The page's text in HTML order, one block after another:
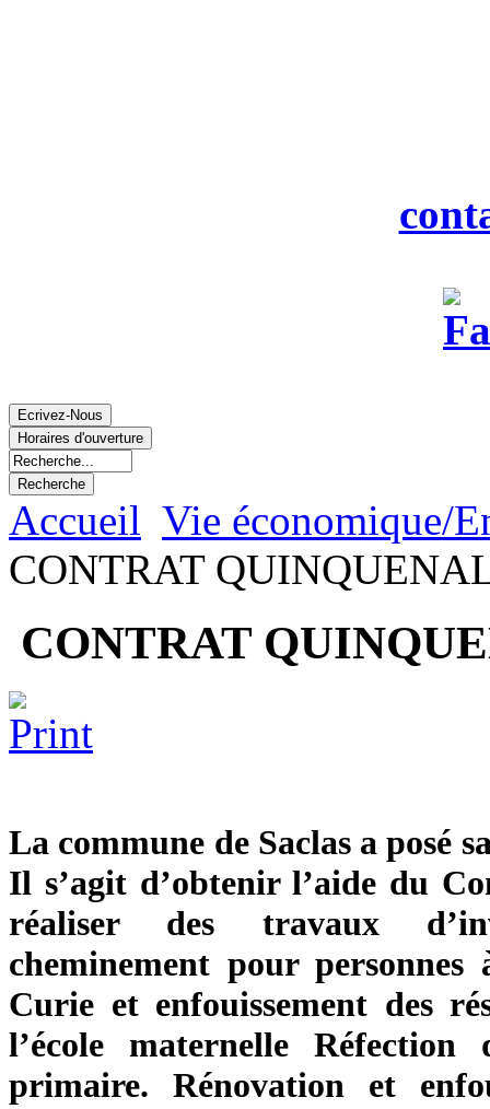
Accueil Vie économique/
CONTRAT
CONTRAT
La commune de Saclas a posé
Il s’agit d’obtenir l’aide du
réaliser des travaux
cheminement pour
Curie et enfouissement des
l’école maternelle
primaire. Rénovation et